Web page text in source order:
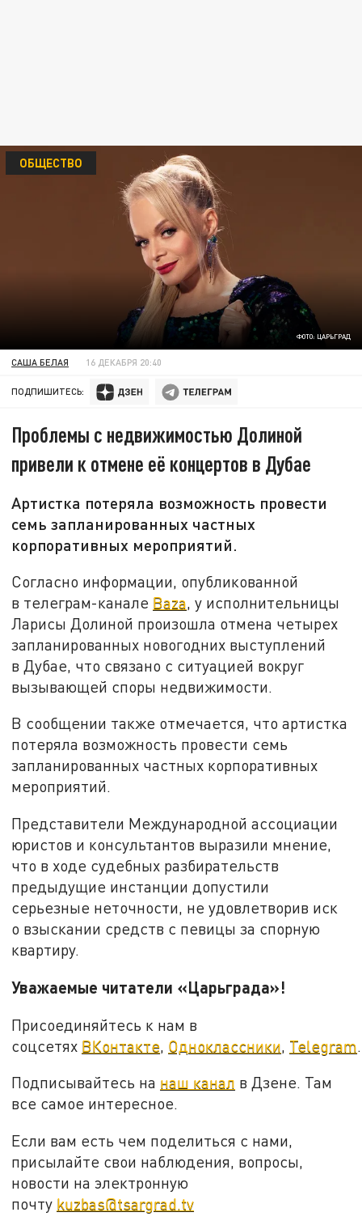
ФОТО: ЦАРЬГРАД
ОБЩЕСТВО
САША БЕЛАЯ 16 ДЕКАБРЯ 20:40
ПОДПИШИТЕСЬ:
Проблемы с недвижимостью Долиной
привели к отмене её концертов в Дубае
Артистка потеряла возможность провести
семь запланированных частных
корпоративных мероприятий.
Согласно информации, опубликованной
в телеграм-канале Baza, у исполнительницы
Ларисы Долиной произошла отмена четырех
запланированных новогодних выступлений
в Дубае, что связано с ситуацией вокруг
вызывающей споры недвижимости.
В сообщении также отмечается, что артистка
потеряла возможность провести семь
запланированных частных корпоративных
мероприятий.
Представители Международной ассоциации
юристов и консультантов выразили мнение,
что в ходе судебных разбирательств
предыдущие инстанции допустили
серьезные неточности, не удовлетворив иск
о взыскании средств с певицы за спорную
квартиру.
Уважаемые читатели «Царьграда»!
Присоединяйтесь к нам в
соцсетях ВКонтакте Одноклассники Telegram
Подписывайтесь на наш канал в Дзене. Там
все самое интересное.
Если вам есть чем поделиться с нами,
присылайте свои наблюдения, вопросы,
новости на электронную
почту kuzbas@tsargrad.tv